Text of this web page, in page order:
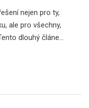
nejen pro ty,
ale pro všechny,
dlouhý článek
pohodu a